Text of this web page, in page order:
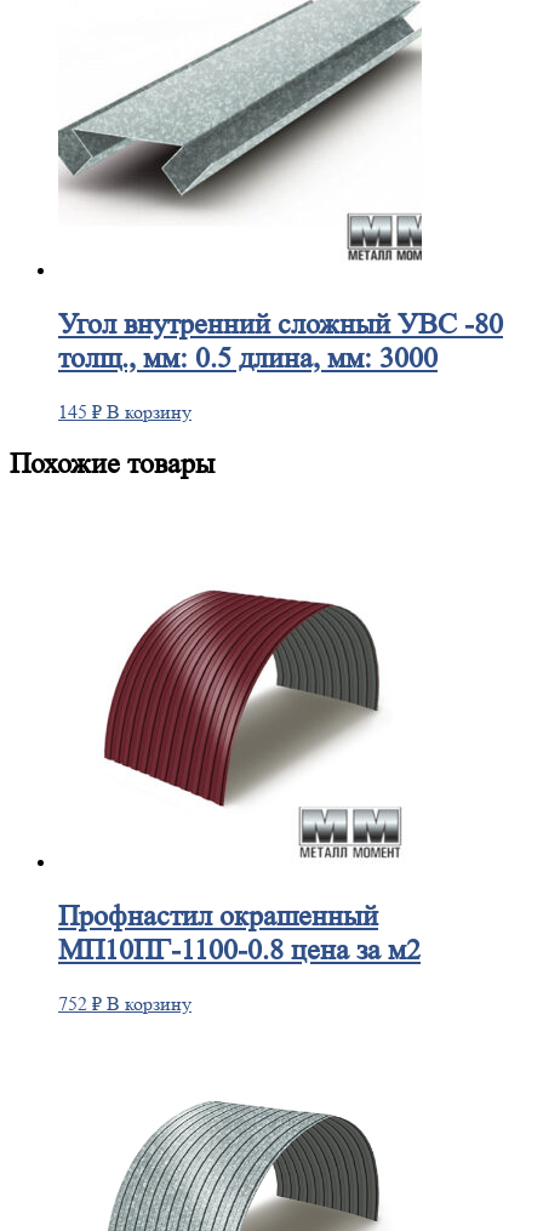
Уголвнутренний сложный УВС -80
толщ., мм: 0.5 длина, мм: 3000
145 ₽ В корзину
Похожие товары
Профнастилокрашенный
МП10ПГ-1100-0.8 цена за м2
752 ₽ В корзину